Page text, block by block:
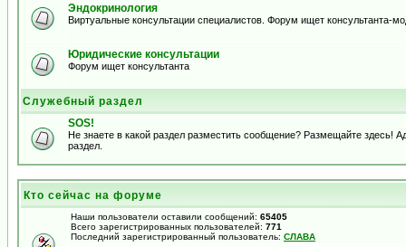
Эндокринология
Виртуальные консультации специалистов. Форум ищет консультанта-
Юридические консультации
Форум ищет консультанта
Служебный раздел
SOS!
Не знаете в какой раздел разместить сообщение? Размещайте здесь!
раздел.
Кто сейчас на форуме
Наши пользователи оставили сообщений: 65405
Всего зарегистрированных пользователей: 771
Последний зарегистрированный пользователь: СЛАВА